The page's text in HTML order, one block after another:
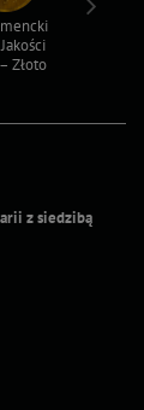
z siedzibą
Złoto